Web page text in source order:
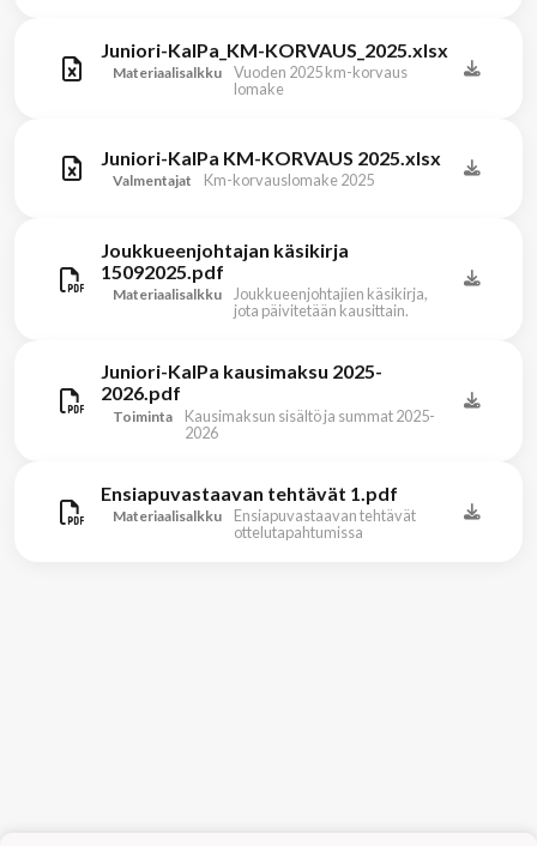
Juniori-KalPa_KM-KORVAUS_2025.xlsx
Materiaalisalkku
Vuoden 2025 km-korvaus
lomake
Juniori-KalPa KM-KORVAUS 2025.xlsx
Valmentajat Km-korvauslomake 2025
Joukkueenjohtajan käsikirja
15092025.pdf
Materiaalisalkku
Joukkueenjohtajien käsikirja,
jota päivitetään kausittain.
Juniori-KalPa kausimaksu 2025-
2026.pdf
Toiminta
Kausimaksun sisältö ja summat 2025-
2026
Ensiapuvastaavan tehtävät 1.pdf
Materiaalisalkku
Ensiapuvastaavan tehtävät
ottelutapahtumissa